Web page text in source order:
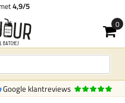
Google klantreviews